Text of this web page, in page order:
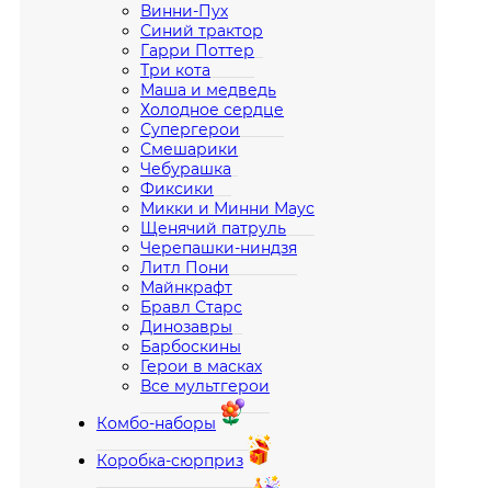
Винни-Пух
Синий трактор
Гарри Поттер
Три кота
Маша и медведь
Холодное сердце
Супергерои
Смешарики
Чебурашка
Фиксики
Микки и Минни Маус
Щенячий патруль
Черепашки-ниндзя
Литл Пони
Майнкрафт
Бравл Старс
Динозавры
Барбоскины
Герои в масках
Все мультгерои
Комбо-наборы
Коробка-сюрприз